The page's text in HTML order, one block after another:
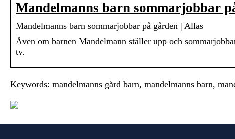
Mandelmanns barn sommarjobbar
Mandelmanns barn sommarjobbar på gården | Allas
Även om barnen Mandelmann ställer upp och
tv.
Keywords: mandelmanns gård barn, mandelmanns barn,